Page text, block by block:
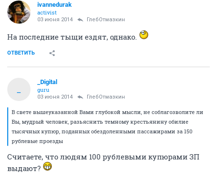
ivannedurak
activist
03 июня 2014 ГлебОтмазкин
На последние тыщи ездят, однако.
ОТВЕТИТЬ
_Digital
guru
03 июня 2014 ГлебОтмазкин
В свете вышеуказанной Вами глубокой мысли, не соблагозволите ли
Вы, мудрый человек, разьяснить темному крестьянину обилие
тысячных купюр, поданных обездоленными пассажирами за 150
рублевые проезды
Считаете, что людям 100 рублевыми купюрами ЗП
выдают?